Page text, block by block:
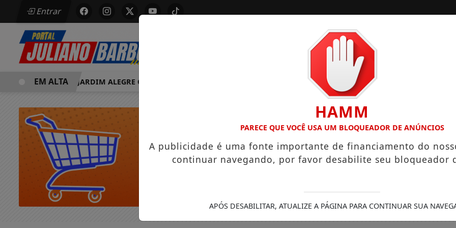
Entrar
INÍCIO
MORRE EM JARDIM ALEGRE OSVALDO PEDRO DOS SANTOS, O “NEGUINHO DA COXINHA”, QUE VIRALIZOU COM FRASE
EM ALTA
HAMM
PARECE QUE VOCÊ USA UM BLOQUEADOR DE ANÚNCIOS
A publicidade é uma fonte importante de financiamento do
continuar navegando, por favor desabilite seu bloqueador
APÓS DESABILITAR, ATUALIZE A PÁGINA PARA CONTINUAR SUA